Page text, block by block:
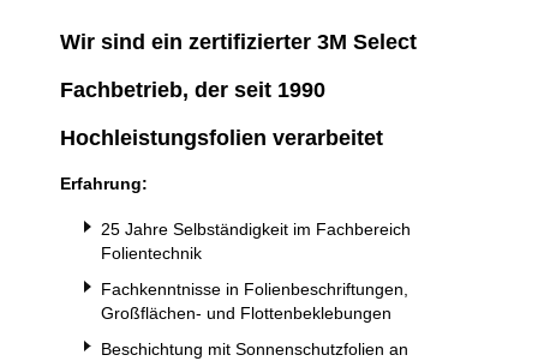
Wir sind ein zertifizierter 3M Select
Fachbetrieb, der seit 1990
Hochleistungsfolien verarbeitet
Erfahrung:
25 Jahre Selbständigkeit im Fachbereich
Folientechnik
Fachkenntnisse in Folienbeschriftungen,
Großflächen- und Flottenbeklebungen
Beschichtung mit Sonnenschutzfolien an